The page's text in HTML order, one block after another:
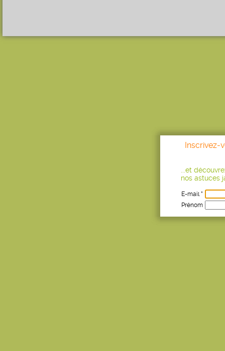
Inscrivez-
...et
nos astuces
E-mail *
Prénom
Age